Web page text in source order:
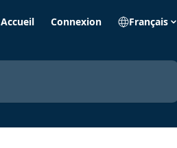
Accueil Connexion Français